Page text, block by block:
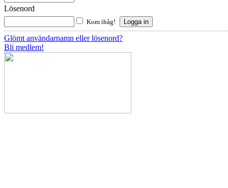
Lösenord
Kom ihåg!
Glömt användarnamn eller lösenord?
Bli medlem!